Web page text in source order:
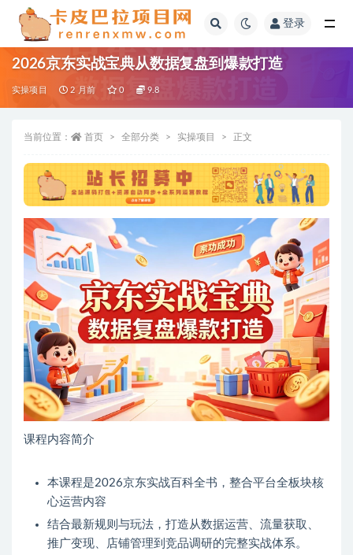
登录
2026京东实战宝典从数据复盘到爆款打造
实操项目 2 月前 0 9.8
当前位置： 首页 全部分类 实操项目 正文
课程内容简介
本课程是2026京东实战百科全书，整合平台全板块核
心运营内容
结合最新规则与玩法，打造从数据运营、流量获取、
推广变现、店铺管理到竞品调研的完整实战体系。
全部